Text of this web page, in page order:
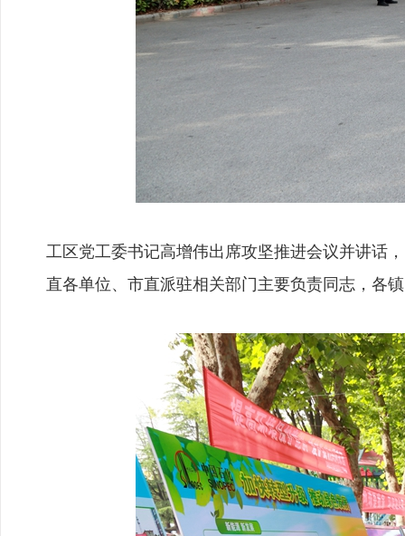
工区党工委书记高增伟出席攻坚推进会议并讲话
直各单位、市直派驻相关部门主要负责同志，各